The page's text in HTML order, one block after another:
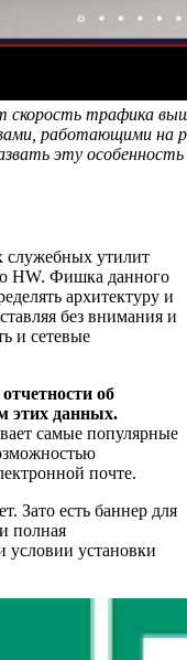
скорость трафика
работающими на
эту
служебных утилит
HW. Фишка данного
архитектуру и
без внимания и
и сетевые
об
этих данных.
самые популярные
почте.
Зато есть баннер для
полная
условии установки